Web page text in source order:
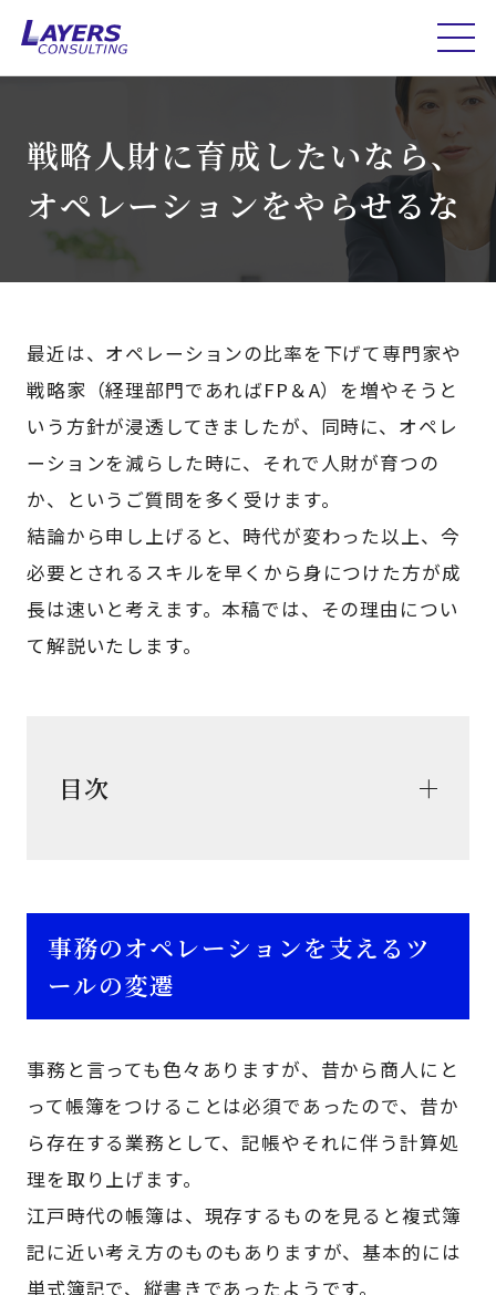
戦略人財に育成したいなら、
オペレーションをやらせるな
最近は、オペレーションの比率を下げて専門家や
戦略家（経理部門であればFP＆A）を増やそうと
いう方針が浸透してきましたが、同時に、オペレ
ーションを減らした時に、それで人財が育つの
か、というご質問を多く受けます。
結論から申し上げると、時代が変わった以上、今
必要とされるスキルを早くから身につけた方が成
長は速いと考えます。本稿では、その理由につい
て解説いたします。
目次
事務のオペレーションを支えるツ
ールの変遷
事務と言っても色々ありますが、昔から商人にと
って帳簿をつけることは必須であったので、昔か
ら存在する業務として、記帳やそれに伴う計算処
理を取り上げます。
江戸時代の帳簿は、現存するものを見ると複式簿
記に近い考え方のものもありますが、基本的には
単式簿記で、縦書きであったようです。